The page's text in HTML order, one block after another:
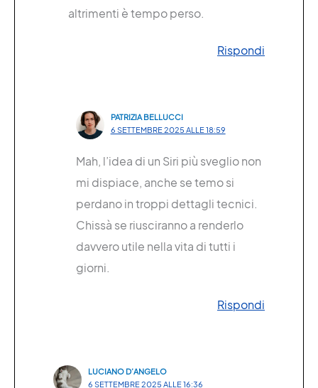
altrimenti è tempo perso.
Rispondi
PATRIZIA BELLUCCI
6 SETTEMBRE 2025 ALLE 18:59
Mah, l’idea di un Siri più sveglio non
mi dispiace, anche se temo si
perdano in troppi dettagli tecnici.
Chissà se riusciranno a renderlo
davvero utile nella vita di tutti i
giorni.
Rispondi
LUCIANO D’ANGELO
6 SETTEMBRE 2025 ALLE 16:36